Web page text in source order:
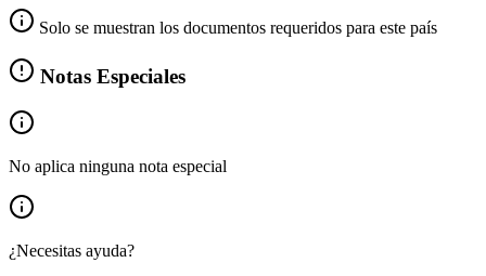
Solo se muestran los documentos requeridos para este país
Notas Especiales
No aplica ninguna nota especial
¿Necesitas ayuda?